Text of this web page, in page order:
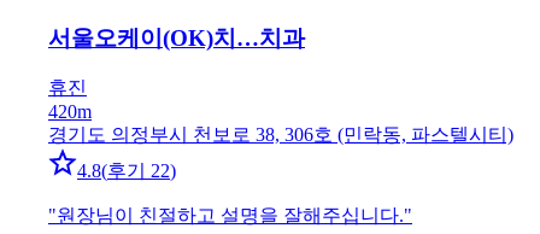
서울오케이(OK)치…치과
휴진
420m
경기도 의정부시 천보로 38, 306호 (민락동, 파스텔시티)
4.8(후기 22)
"원장님이 친절하고 설명을 잘해주십니다."